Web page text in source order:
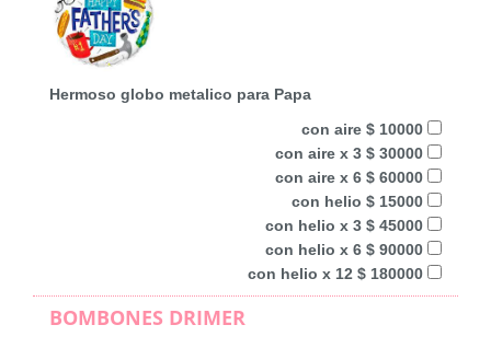
Hermoso globo metalico para Papa
con aire $ 10000
con aire x 3 $ 30000
con aire x 6 $ 60000
con helio $ 15000
con helio x 3 $ 45000
con helio x 6 $ 90000
con helio x 12 $ 180000
BOMBONES DRIMER